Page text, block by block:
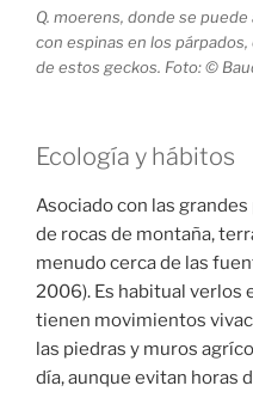
Q. moerens, donde se
con espinas en los
de estos geckos. Foto: ©
Ecología y hábitos
Asociado con las
de rocas de montaña,
menudo cerca de las
2006). Es habitual verlos
tienen movimientos
las piedras y muros
día, aunque evitan horas